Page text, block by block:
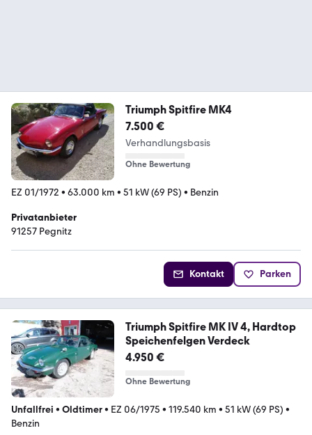
Triumph Spitfire MK4
7.500 €
Verhandlungsbasis
Ohne Bewertung
EZ 01/1972 • 63.000 km • 51 kW (69 PS) • Benzin
Privatanbieter
91257 Pegnitz
Kontakt Parken
Triumph Spitfire MK IV 4, Hardtop
Speichenfelgen Verdeck
4.950 €
Ohne Bewertung
Unfallfrei • Oldtimer• EZ 06/1975 • 119.540 km • 51 kW (69 PS) •
Benzin